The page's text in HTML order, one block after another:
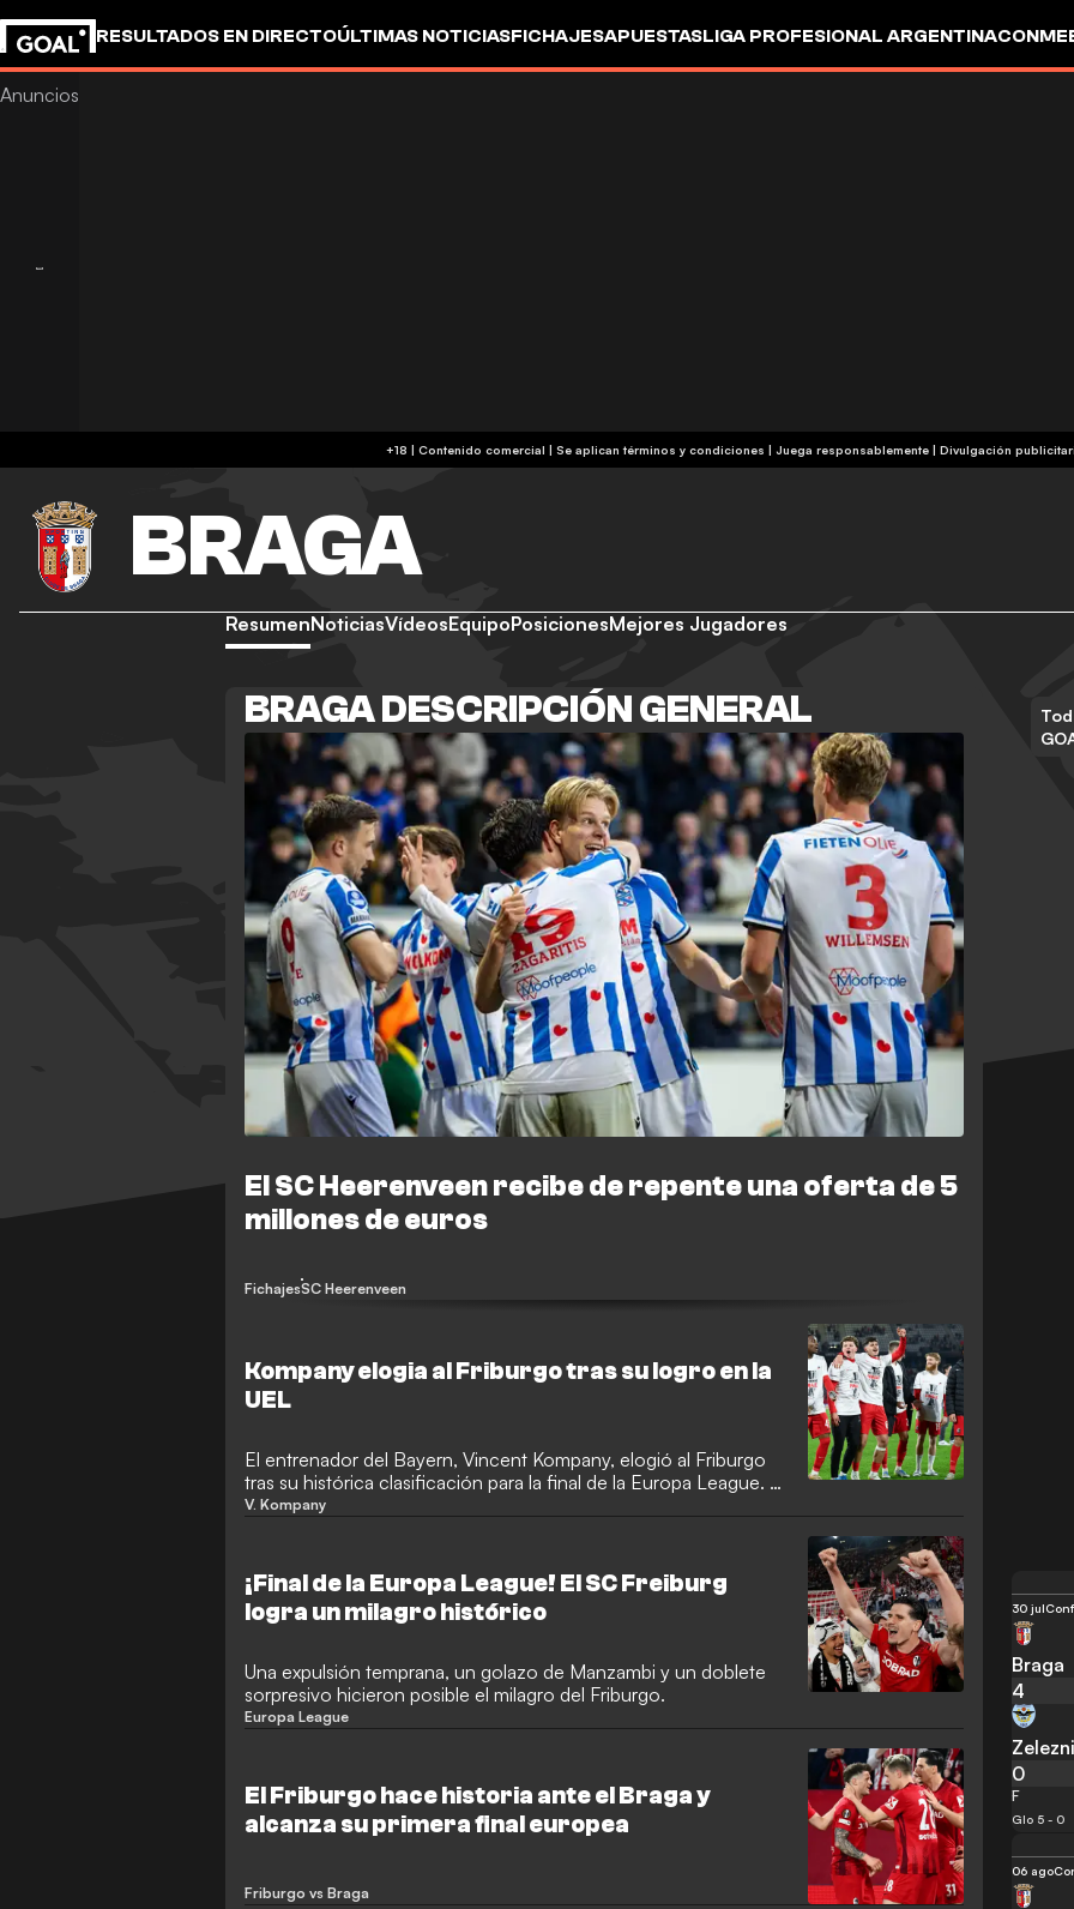
RESULTADOS EN DIRECTOÚLTIMAS NOTICIASFICHAJESAPUESTASLIGA PROFESIONAL ARGENTINA
+18 | Contenido comercial | Se aplican términos y condiciones | Juega responsablemente | Divulgación
BRAGA
ResumenNoticiasVídeosEquipoPosicionesMejores Jugadores
BRAGA DESCRIPCIÓN GENERAL
El SC Heerenveen recibe de repente una oferta de 5
millones de euros
FichajesSC Heerenveen
Kompany elogia al Friburgo tras su logro en la
UEL
El entrenador del Bayern, Vincent Kompany, elogió al Friburgo
tras su histórica clasificación para la final de la Europa League. A
pesar de la reciente eliminación de su equipo en Europa, el
V. Kompany
¡Final de la Europa League! El SC Freiburg
logra un milagro histórico
Una expulsión temprana, un golazo de Manzambi y un doblete
sorpresivo hicieron posible el milagro del Friburgo.
Europa League
El Friburgo hace historia ante el Braga y
alcanza su primera final europea
Friburgo vs Braga
30 jul
Braga
4
0
F
Glo 5 - 0
06 ago